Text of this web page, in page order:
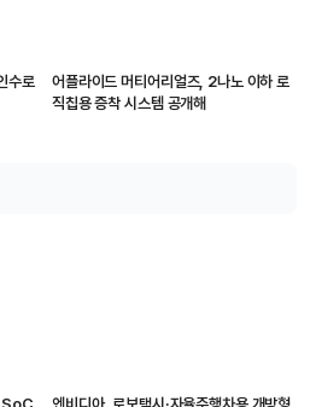
수로
어플라이드 머티어리얼즈, 2나노 이하 로
직칩용 증착 시스템 공개해